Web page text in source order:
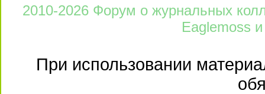
2010-2026 Форум о журнальных
Eaglemoss и
При использовании